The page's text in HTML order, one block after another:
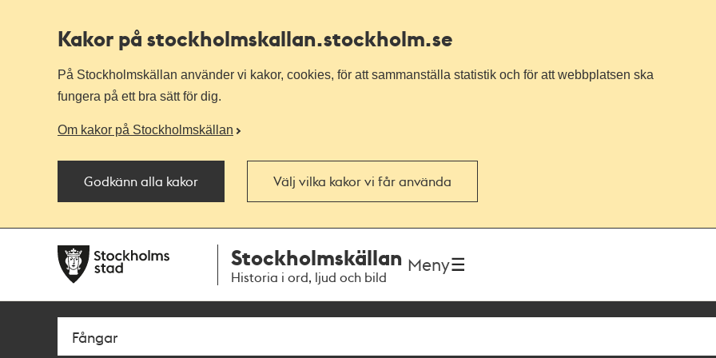
Kakor på stockholmskallan.stockholm.se
På Stockholmskällan använder vi kakor, cookies, för att sammanställa statistik och för att webbplatsen ska
fungera på ett bra sätt för dig.
Om kakor på Stockholmskällan
Godkänn alla kakor Välj vilka kakor vi får använda
navigationen
huvudinnehållet
Stockholmskällan
Historia i ord, ljud och bild
Meny
SökFritextsök